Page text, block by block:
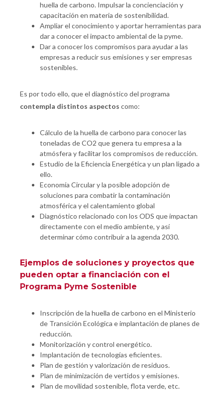
huella de carbono. Impulsar la concienciación y
capacitación en materia de sostenibilidad.
Ampliar el conocimiento y aportar herramientas para
dar a conocer el impacto ambiental de la pyme.
Dar a conocer los compromisos para ayudar a las
empresas a reducir sus emisiones y ser empresas
sostenibles.
Es por todo ello, que el diagnóstico del programa
contempla distintos aspectos como:
Cálculo de la huella de carbono para conocer las
toneladas de CO2 que genera tu empresa a la
atmósfera y facilitar los compromisos de reducción.
Estudio de la Eficiencia Energética y un plan ligado a
ello.
Economía Circular y la posible adopción de
soluciones para combatir la contaminación
atmosférica y el calentamiento global
Diagnóstico relacionado con los ODS que impactan
directamente con el medio ambiente, y así
determinar cómo contribuir a la agenda 2030.
Ejemplos de soluciones y proyectos que
pueden optar a financiación con el
Programa Pyme Sostenible
Inscripción de la huella de carbono en el Ministerio
de Transición Ecológica e implantación de planes de
reducción.
Monitorización y control energético.
Implantación de tecnologías eficientes.
Plan de gestión y valorización de residuos.
Plan de minimización de vertidos y emisiones.
Plan de movilidad sostenible, flota verde, etc.